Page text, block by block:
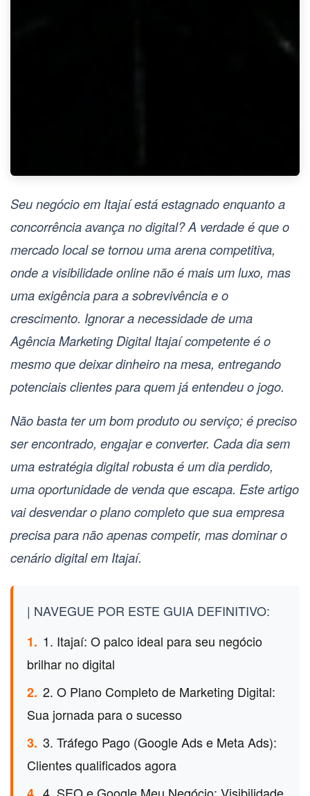
Seu negócio em Itajaí está estagnado enquanto a
concorrência avança no digital? A verdade é que o
mercado local se tornou uma arena competitiva,
onde a visibilidade online não é mais um luxo, mas
uma exigência para a sobrevivência e o
crescimento. Ignorar a necessidade de uma
Agência Marketing Digital Itajaícompetente é o
mesmo que deixar dinheiro na mesa, entregando
potenciais clientes para quem já entendeu o jogo.
Não basta ter um bom produto ou serviço; é preciso
ser encontrado, engajar e converter. Cada dia sem
uma estratégia digital robusta é um dia perdido,
uma oportunidade de venda que escapa. Este artigo
vai desvendar o plano completo que sua empresa
precisa para não apenas competir, mas dominar o
cenário digital em Itajaí.
| NAVEGUE POR ESTE GUIA DEFINITIVO:
1. 1. Itajaí: O palco ideal para seu negócio
brilhar no digital
2. 2. O Plano Completo de Marketing Digital:
Sua jornada para o sucesso
3. 3. Tráfego Pago (Google Ads e Meta Ads):
Clientes qualificados agora